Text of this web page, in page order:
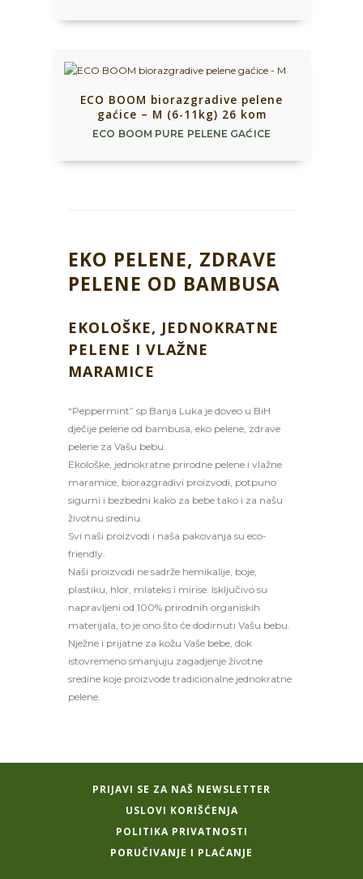
ECO BOOM biorazgradive pelene
gaćice – M (6-11kg) 26 kom
ECO BOOM PURE PELENE GAĆICE
EKO PELENE, ZDRAVE
PELENE OD BAMBUSA
EKOLOŠKE, JEDNOKRATNE
PELENE I VLAŽNE
MARAMICE
“Peppermint” sp Banja Luka je doveo u BiH
dječije pelene od bambusa, eko pelene, zdrave
pelene za Vašu bebu.
Ekološke, jednokratne prirodne pelene i vlažne
maramice, biorazgradivi proizvodi, potpuno
sigurni i bezbedni kako za bebe tako i za našu
životnu sredinu.
Svi naši proizvodi i naša pakovanja su eco-
friendly.
Naši proizvodi ne sadrže hemikalije, boje,
plastiku, hlor, mlateks i mirise. Isključivo su
napravljeni od 100% prirodnih organiskih
materijala, to je ono što će dodirnuti Vašu bebu.
Nježne i prijatne za kožu Vaše bebe, dok
istovremeno smanjuju zagadjenje životne
sredine koje proizvode tradicionalne jednokratne
pelene.
PRIJAVI SE ZA NAŠ NEWSLETTER
USLOVI KORIŠĆENJA
POLITIKA PRIVATNOSTI
PORUČIVANJE I PLAĆANJE